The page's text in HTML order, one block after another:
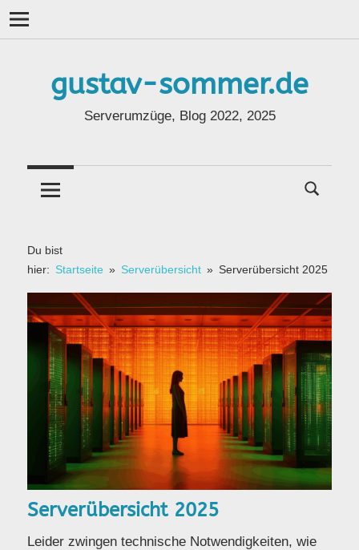
Navigation
Inhalt
springen
gustav-sommer.de
Serverumzüge, Blog 2022, 2025
Du bist
hier: Startseite Serverübersicht Serverübersicht 2025
Serverübersicht 2025
Leider zwingen technische Notwendigkeiten, wie